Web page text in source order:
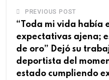
PREVIOUS POST
“Toda mi vida había
expectativas ajena;
de oro” Dejó su
deportista del
estado cumpliendo